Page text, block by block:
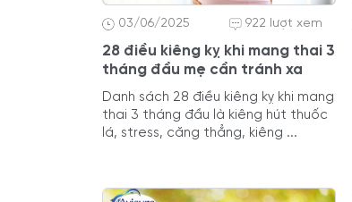
03/06/2025 922 lượt xem
28 điều kiêng kỵ khi mang thai 3
tháng đầu mẹ cần tránh xa
Danh sách 28 điều kiêng kỵ khi mang
thai 3 tháng đầu là kiêng hút thuốc
lá, stress, căng thẳng, kiêng ...